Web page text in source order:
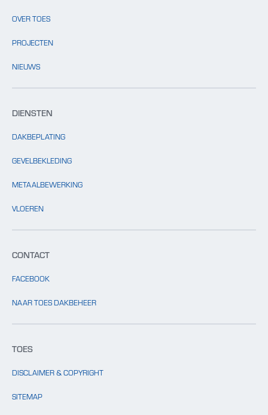
OVER TOES
PROJECTEN
NIEUWS
DIENSTEN
DAKBEPLATING
GEVELBEKLEDING
METAALBEWERKING
VLOEREN
CONTACT
FACEBOOK
NAAR TOES DAKBEHEER
TOES
DISCLAIMER & COPYRIGHT
SITEMAP